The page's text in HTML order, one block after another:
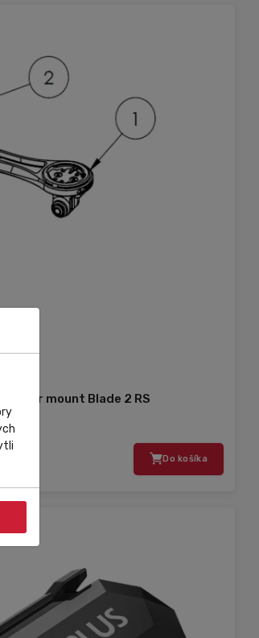
mount Blade 2 RS
Do košíka